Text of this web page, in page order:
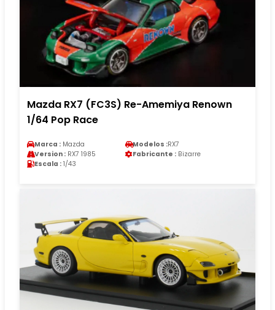
Mazda RX7 (FC3S) Re-Amemiya Renown
1/64 Pop Race
Marca : Mazda Modelos :RX7
Version : RX7 1985 Fabricante : Bizarre
Escala : 1/43